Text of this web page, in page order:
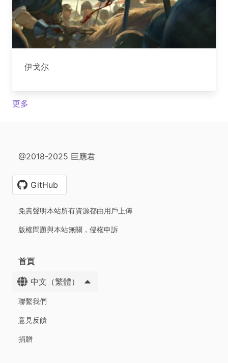
伊戈尔
更多
@2018-2025 巨應君
GitHub
免責聲明本站所有資源都由用戶上傳
版權問題與本站無關，侵權申訴
首頁
中文（繁體）
聯繫我們
意見反饋
捐贈